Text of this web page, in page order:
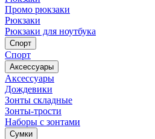
Промо рюкзаки
Рюкзаки
Рюкзаки для ноутбука
Спорт
Спорт
Аксессуары
Аксессуары
Дождевики
Зонты складные
Зонты-трости
Наборы с зонтами
Сумки